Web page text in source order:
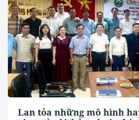
Lan tỏa những mô hình